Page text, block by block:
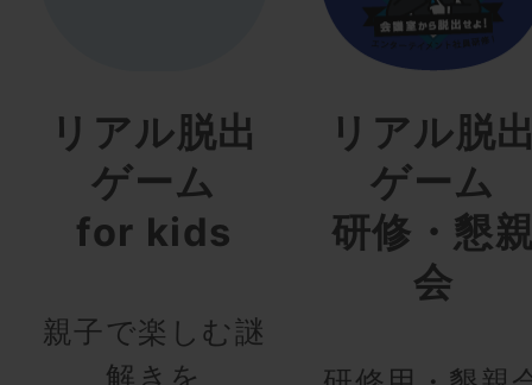
リアル脱出
ゲーム
for kids
親子で楽しむ謎
解きを
リアル脱
ゲーム
研修・懇
会